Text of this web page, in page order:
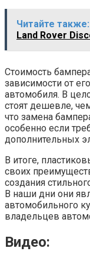
Читайте также:
Land Rover
Стоимость
зависимости от
автомобиля. В
стоят дешевле,
что замена
особенно если
дополнительных
В итоге,
своих
создания
В наши дни они
автомобильного
владельцев
Видео: